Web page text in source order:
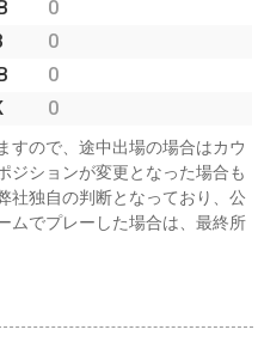
0
0
0
0
すので、途中出場の場合はカウ
ジションが変更となった場合も
社独自の判断となっており、公
ムでプレーした場合は、最終所